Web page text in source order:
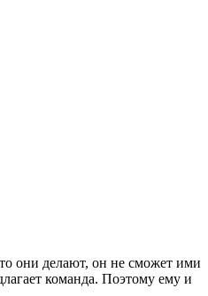
они делают, он не сможет ими
команда. Поэтому ему и